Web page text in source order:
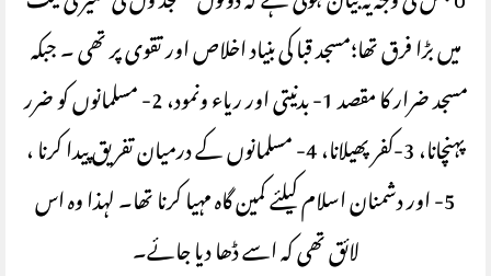
میں بڑا فرق تھا؛مسجد قبا کی بنیاد اخلاص اور تقوی پر تھی ۔ جبکہ
مسجد ضرار کا مقصد 1- بدنیتی اور ریاء ونمود، 2- مسلمانوں کو ضرر
پہنچانا، 3-کفر پھیلانا، 4- مسلمانوں کے درمیان تفریق پیدا کرنا ،
5- اور دشمنان اسلام کیلئے کمین گاہ مہیا کرنا تھا۔ لہذا وہ اس
لائق تھی کہ اسے ڈھا دیا جائے۔